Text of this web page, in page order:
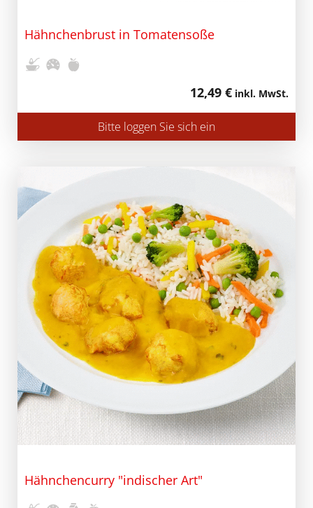
Hähnchenbrust in Tomatensoße
12,49 € inkl. MwSt.
Bitte loggen Sie sich ein
Hähnchencurry "indischer Art"